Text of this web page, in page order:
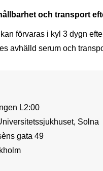
och transport
förvaras i kyl 3 dygn
avhälld serum och
L2:00
Solna
gata 49